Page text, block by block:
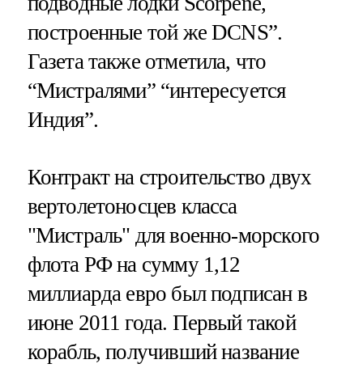
построенные той же DCNS”.
Газета также отметила, что
“Мистралями” “интересуется
Индия”.
Контракт на строительство двух
вертолетоносцев класса
"Мистраль" для военно-морского
флота РФ на сумму 1,12
миллиарда евро был подписан в
июне 2011 года. Первый такой
корабль, получивший название